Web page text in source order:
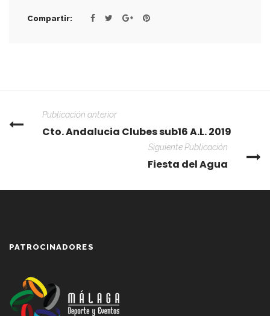
Compartir:
Publicación anterior
Cto. Andalucia Clubes sub16 A.L. 2019
Siguiente Publicación
Fiesta del Agua
PATROCINADORES